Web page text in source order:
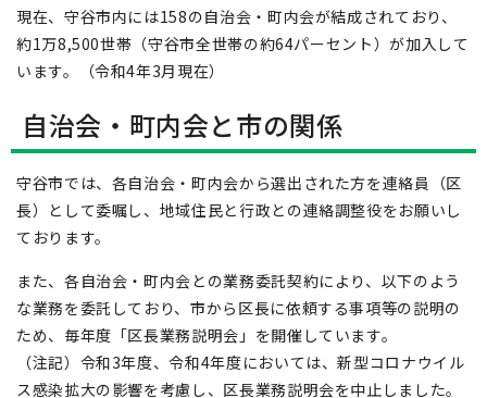
現在、守谷市内には158の自治会・町内会が結成されており、
約1万8,500世帯（守谷市全世帯の約64パーセント）が加入して
います。（令和4年3月現在）
自治会・町内会と市の関係
守谷市では、各自治会・町内会から選出された方を連絡員（区
長）として委嘱し、地域住民と行政との連絡調整役をお願いし
ております。
また、各自治会・町内会との業務委託契約により、以下のよう
な業務を委託しており、市から区長に依頼する事項等の説明の
ため、毎年度「区長業務説明会」を開催しています。
（注記）令和3年度、令和4年度においては、新型コロナウイル
ス感染拡大の影響を考慮し、区長業務説明会を中止しました。